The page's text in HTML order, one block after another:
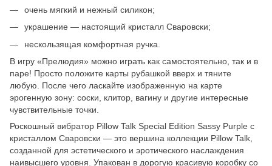
очень мягкий и нежный силикон;
украшение — настоящий кристалл Сваровски;
нескользящая комфортная ручка.
В игру «Прелюдия» можно играть как самостоятельно, так и в
паре! Просто положите карты рубашкой вверх и тяните
любую. После чего ласкайте изображенную на карте
эрогенную зону: соски, клитор, вагину и другие интересные
чувствительные точки.
Роскошный вибратор Pillow Talk Special Edition Sassy Purple c
кристаллом Сваровски — это вершина коллекции Pillow Talk,
созданной для эстетического и эротического наслаждения
наивысшего уровня. Упакован в дорогую красивую коробку со